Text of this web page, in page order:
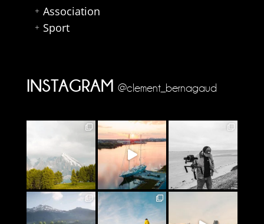
Association
Sport
INSTAGRAM @clement_bernagaud